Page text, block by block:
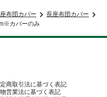
布団カバー
長座布団カバー
カバーのみ
商取引法に基づく表記
営業法に基づく表記